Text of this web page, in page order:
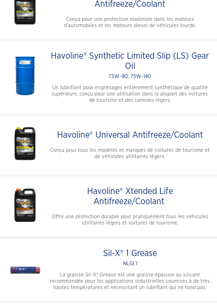
Antifreeze/Coolant
Conçu pour une protection maximale dans les moteurs
d’automobiles et les moteurs diesel de véhicules lourds.
Havoline® Synthetic Limited Slip (LS) Gear
Oil
75W-90, 75W-140
Un lubrifiant pour engrenages entièrement synthétique de qualité
supérieure, conçu pour une utilisation dans la plupart des voitures
de tourisme et des camions légers.
Havoline® Universal Antifreeze/Coolant
Conçu pour tous les modèles et marques de voitures de tourisme et
de véhicules utilitaires légers.
Havoline® Xtended Life
Antifreeze/Coolant
Offre une protection durable pour pratiquement tous les véhicules
utilitaires légers et voitures de tourisme.
Sil-X® 1 Grease
NLGI 1
La graisse Sil-X® Grease est une graisse épaissie au silicate
recommandée pour les applications industrielles soumises à de très
hautes températures et nécessitant un lubrifiant qui ne fond pas.